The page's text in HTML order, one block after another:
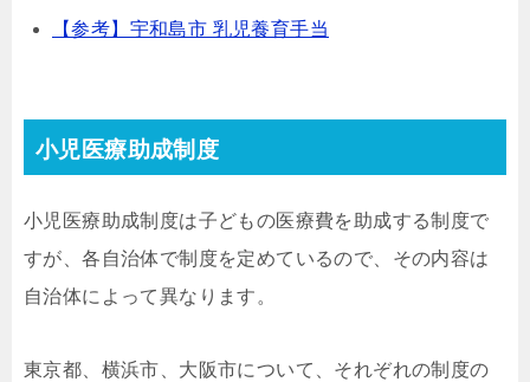
【参考】宇和島市 乳児養育手当
小児医療助成制度
小児医療助成制度は子どもの医療費を助成する制度で
すが、各自治体で制度を定めているので、その内容は
自治体によって異なります。
東京都、横浜市、大阪市について、それぞれの制度の